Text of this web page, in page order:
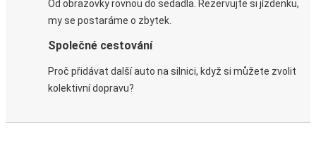
Od obrazovky rovnou do sedadla. Rezervujte si jízdenku,
my se postaráme o zbytek.
Společné cestování
Proč přidávat další auto na silnici, když si můžete zvolit
kolektivní dopravu?